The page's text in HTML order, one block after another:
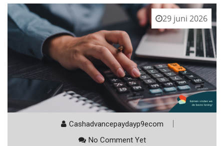
29 juni 2026
Cashadvancepaydayp9ecom
No Comment Yet